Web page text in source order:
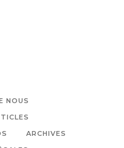
NOUS
ARCHIVES